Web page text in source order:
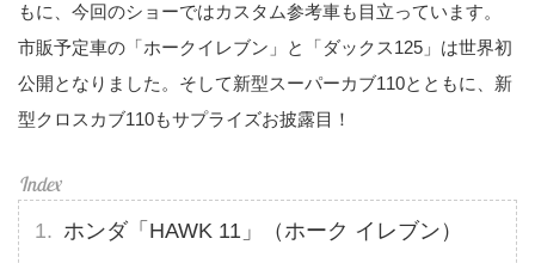
もに、今回のショーではカスタム参考車も目立っています。
市販予定車の「ホークイレブン」と「ダックス125」は世界初
公開となりました。そして新型スーパーカブ110とともに、新
型クロスカブ110もサプライズお披露目！
ホンダ「HAWK 11」（ホーク イレブン）